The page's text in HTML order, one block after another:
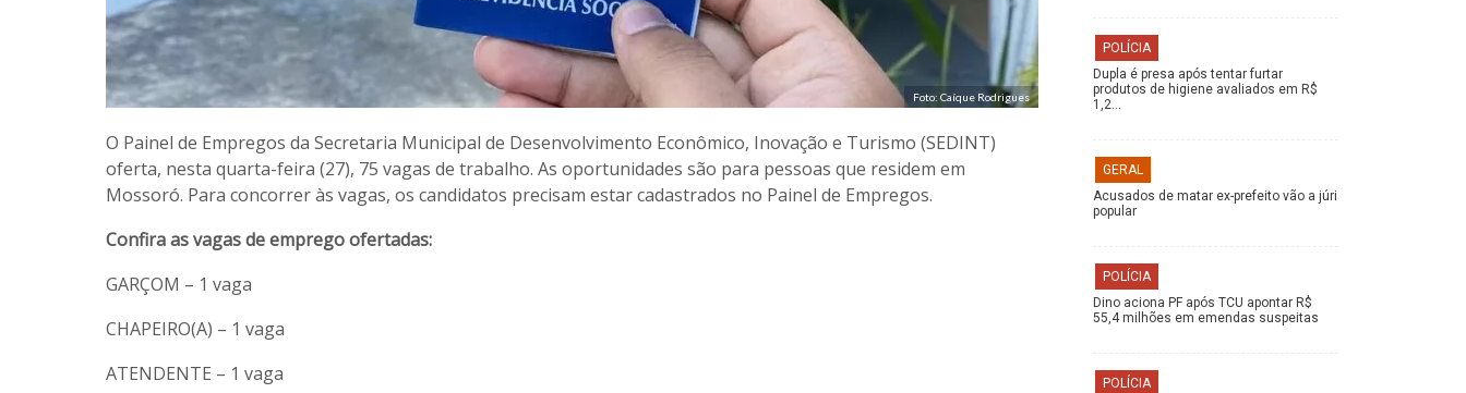
Foto: Caíque Rodrigues
O Painel de Empregos da Secretaria Municipal de Desenvolvimento Econômico, Inovação e Turismo (SEDINT)
oferta, nesta quarta-feira (27), 75 vagas de trabalho. As oportunidades são para pessoas que residem em
Mossoró. Para concorrer às vagas, os candidatos precisam estar cadastrados no Painel de Empregos.
Confira as vagas de emprego ofertadas:
GARÇOM – 1 vaga
CHAPEIRO(A) – 1 vaga
ATENDENTE – 1 vaga
POLÍCIA
Dupla é presa após tentar furtar
produtos de higiene avaliados em R$
1,2…
GERAL
Acusados de matar ex-prefeito vão a júri
popular
POLÍCIA
Dino aciona PF após TCU apontar R$
55,4 milhões em emendas suspeitas
POLÍCIA